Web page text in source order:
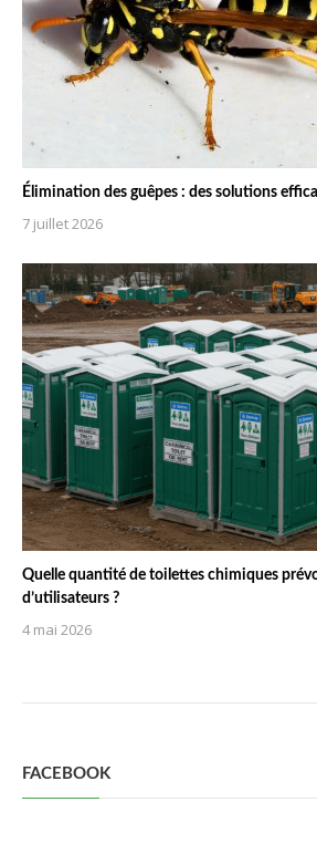
Élimination des guêpes : des solutions
7 juillet 2026
Quelle quantité de toilettes chimiques
d’utilisateurs ?
4 mai 2026
FACEBOOK